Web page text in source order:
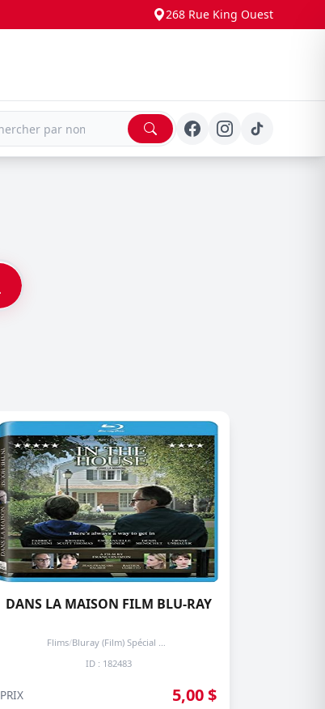
268 Rue King Ouest
DANS LA MAISON FILM BLU-RAY
Flims/
ID : 182483
PRIX 5,00 $